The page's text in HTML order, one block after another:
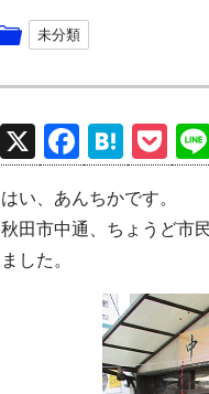
未分類
X
F
a
c
e
H
at
e
n
a
P
o
ck
et
はい、あんちかです。
秋田市中通、ちょうど市
ました。